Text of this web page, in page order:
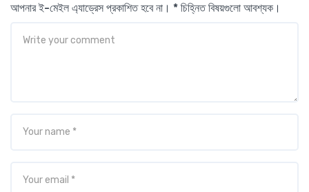
আপনার ই-মেইল এ্যাড্রেস প্রকাশিত হবে না। * চিহ্নিত বিষয়গুলো আবশ্যক।